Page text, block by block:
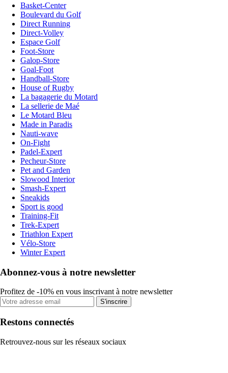
Basket-Center
Boulevard du Golf
Direct Running
Direct-Volley
Espace Golf
Foot-Store
Galop-Store
Goal-Foot
Handball-Store
House of Rugby
La bagagerie du Motard
La sellerie de Maé
Le Motard Bleu
Made in Paradis
Nauti-wave
On-Fight
Padel-Expert
Pecheur-Store
Pet and Garden
Slowood Interior
Smash-Expert
Sneakids
Sport is good
Training-Fit
Trek-Expert
Triathlon Expert
Vélo-Store
Winter Expert
Abonnez-vous à notre newsletter
Profitez de -10% en vous inscrivant à notre newsletter
S'inscrire
Restons connectés
Retrouvez-nous sur les réseaux sociaux